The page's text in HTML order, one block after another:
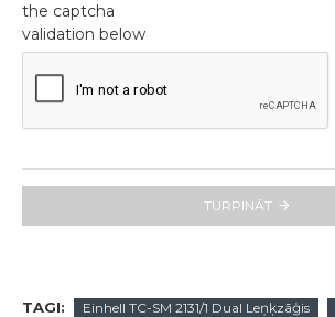
the captcha
validation below
TURPINĀT
TAGI: Einhell TC-SM 2131/1 Dual Leņķzāģis